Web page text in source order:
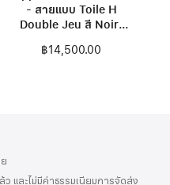
- สายแบบ Toile H
Double Jeu สี Noir/
฿14,500.00
และไม่มีค่าธรรมเนียมการจัดส่ง